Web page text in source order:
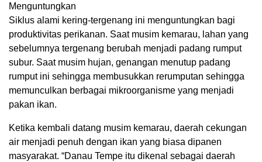
Menguntungkan
Siklus alami kering-tergenang ini menguntungkan bagi
produktivitas perikanan. Saat musim kemarau, lahan yang
sebelumnya tergenang berubah menjadi padang rumput
subur. Saat musim hujan, genangan menutup padang
rumput ini sehingga membusukkan rerumputan sehingga
memunculkan berbagai mikroorganisme yang menjadi
pakan ikan.
Ketika kembali datang musim kemarau, daerah cekungan
air menjadi penuh dengan ikan yang biasa dipanen
masyarakat. “Danau Tempe itu dikenal sebagai daerah